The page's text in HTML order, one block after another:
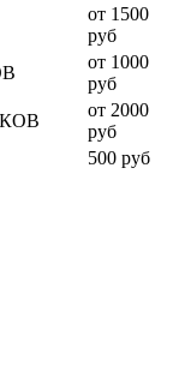
от 1500
руб
от 1000
руб
от 2000
руб
500 руб